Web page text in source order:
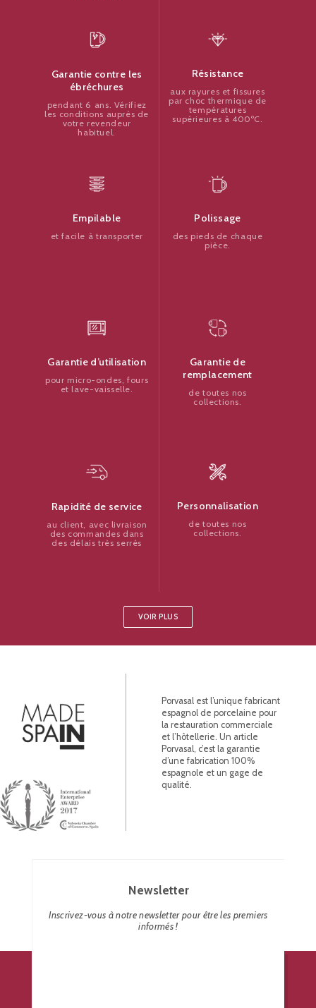
Garantie contre les
ébréchures
pendant 6 ans. Vérifiez
les conditions auprès de
votre revendeur
habituel.
Résistance
aux rayures et fissures
par choc thermique de
températures
supérieures à 400ºC.
Empilable
et facile à transporter
Polissage
des pieds de chaque
pièce.
Garantie d’utilisation
pour micro-ondes, fours
et lave-vaisselle.
Garantie de
remplacement
de toutes nos
collections.
Rapidité de service
au client, avec livraison
des commandes dans
des délais très serrés
Personnalisation
de toutes nos
collections.
VOIR PLUS
Porvasal est l’unique fabricant
espagnol de porcelaine pour
la restauration commerciale
et l’hôtellerie. Un article
Porvasal, c’est la garantie
d’une fabrication 100%
espagnole et un gage de
qualité.
Newsletter
Inscrivez-vous à notre newsletter pour être les premiers
informés !